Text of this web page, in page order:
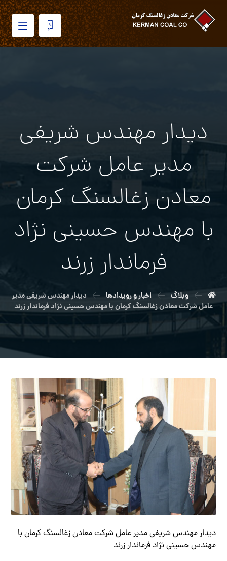
دیدار مهندس شریفی
مدیر عامل شرکت
معادن زغالسنگ کرمان
با مهندس حسینی نژاد
فرماندار زرند
وبلاگ اخبار و رویدادها
دیدار مهندس شریفی مدیر
عامل شرکت معادن زغالسنگ کرمان با مهندس حسینی نژاد فرماندار زرند
دیدار مهندس شریفی مدیر عامل شرکت معادن زغالسنگ کرمان با
مهندس حسینی نژاد فرماندار زرند